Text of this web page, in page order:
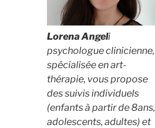
Lorena Angeli
psychologue clinicienne,
spécialisée en art-
thérapie, vous propose
des suivis individuels
(enfants à partir de 8ans,
adolescents, adultes) et